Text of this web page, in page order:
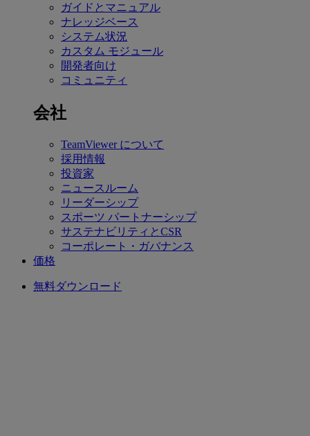
ガイドとマニュアル
ナレッジベース
システム状況
カスタム モジュール
開発者向け
コミュニティ
会社
TeamViewer について
採用情報
投資家
ニュースルーム
リーダーシップ
スポーツ パートナーシップ
サステナビリティとCSR
コーポレート・ガバナンス
価格
無料ダウンロード